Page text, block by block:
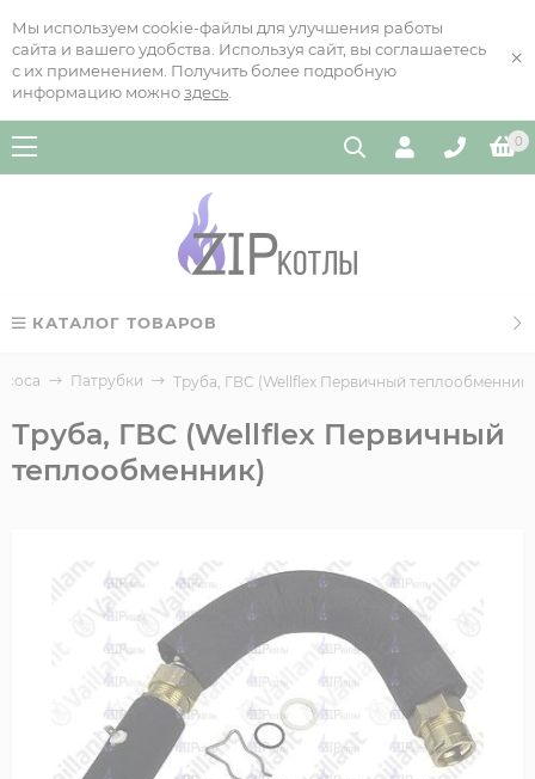
Мы используем cookie-файлы для улучшения работы
сайта и вашего удобства. Используя сайт, вы соглашаетесь
с их применением. Получить более подробную
информацию можно здесь
×
0
КАТАЛОГ ТОВАРОВ
Патрубки Труба, ГВС (Wellflex Первичный теплообменник)
Труба, ГВС (Wellflex Первичный
теплообменник)